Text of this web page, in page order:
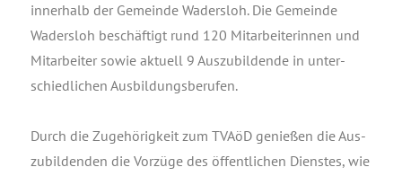
inner­halb der Gemein­de Waders­loh. Die Gemein­de
Waders­loh beschäf­tigt rund 120 Mit­ar­bei­te­rin­nen und
Mit­ar­bei­ter sowie aktu­ell 9 Aus­zu­bil­den­de in unter­
schied­li­chen Ausbildungsberufen.
Durch die Zuge­hö­rig­keit zum TVA­öD genie­ßen die Aus­
zu­bil­den­den die Vor­zü­ge des öffent­li­chen Diens­tes, wie